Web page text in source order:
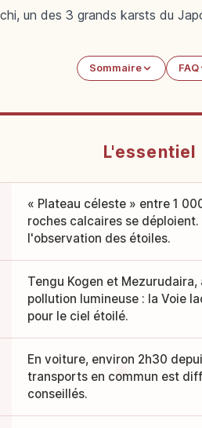
un des 3 grands karsts du
Sommaire FAQ
L'essentiel
« Plateau céleste » entre 1
roches calcaires se
l'observation des étoiles.
Tengu Kogen et
pollution lumineuse : la Voie
pour le ciel étoilé.
En voiture, environ 2h30
transports en commun est
conseillés.